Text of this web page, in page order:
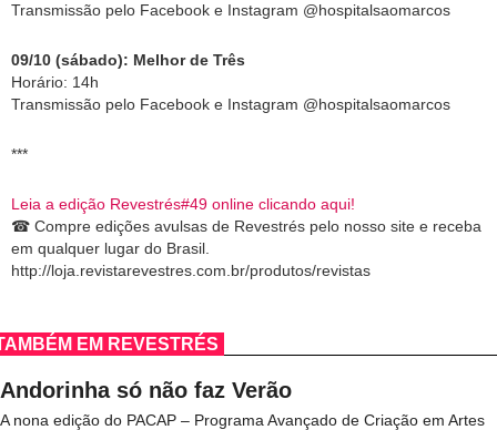
Transmissão pelo Facebook e Instagram @hospitalsaomarcos
09/10 (sábado): Melhor de Três
Horário: 14h
Transmissão pelo Facebook e Instagram @hospitalsaomarcos
***
Leia a edição Revestrés#49 online clicando aqui!
☎ Compre edições avulsas de Revestrés pelo nosso site e receba
em qualquer lugar do Brasil.
http://loja.revistarevestres.com.br/produtos/revistas
EM REVESTRÉS
Andorinha só não faz Verão
A nona edição do PACAP – Programa Avançado de Criação em Artes